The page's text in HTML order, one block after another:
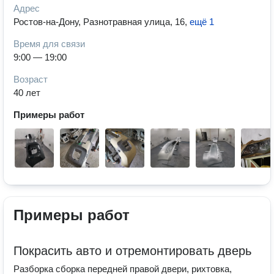
Адрес
Ростов-на-Дону, Разнотравная улица, 16, ещё 1
Время для связи
9:00 — 19:00
Возраст
40 лет
Примеры работ
Примеры работ
Покрасить авто и отремонтировать дверь
Разборка сборка передней правой двери, рихтовка,